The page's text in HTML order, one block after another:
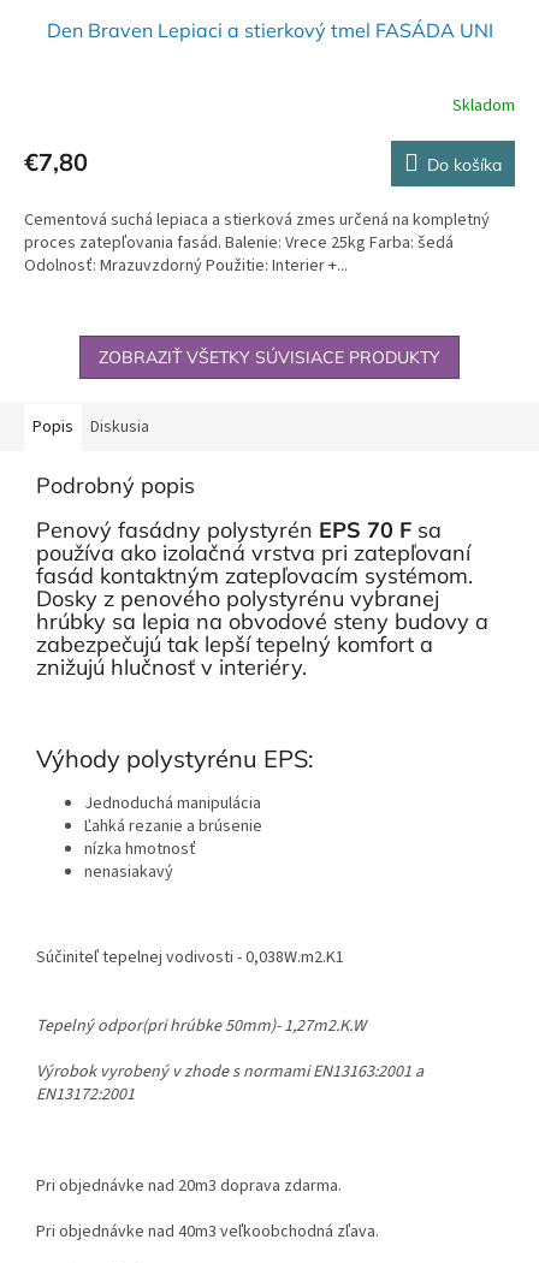
Den Braven Lepiaci a stierkový tmel FASÁDA UNI
Skladom
€7,80 Do košíka
Cementová suchá lepiaca a stierková zmes určená na kompletný
proces zatepľovania fasád. Balenie: Vrece 25kg Farba: šedá
Odolnosť: Mrazuvzdorný Použitie: Interier +...
ZOBRAZIŤ VŠETKY SÚVISIACE PRODUKTY
Popis Diskusia
Podrobný popis
Penový fasádny polystyrén EPS 70 F sa
používa ako izolačná vrstva pri zatepľovaní
fasád kontaktným zatepľovacím systémom.
Dosky z penového polystyrénu vybranej
hrúbky sa lepia na obvodové steny budovy a
zabezpečujú tak lepší tepelný komfort a
znižujú hlučnosť v interiéry.
Výhody polystyrénu EPS:
Jednoduchá manipulácia
Ľahká rezanie a brúsenie
nízka hmotnosť
nenasiakavý
Súčiniteľ tepelnej vodivosti - 0,038W.m2.K1
Tepelný odpor(pri hrúbke 50mm)- 1,27m2.K.W
Výrobok vyrobený v zhode s normami EN13163:2001 a
EN13172:2001
Pri objednávke nad 20m3 doprava zdarma.
Pri objednávke nad 40m3 veľkoobchodná zľava.